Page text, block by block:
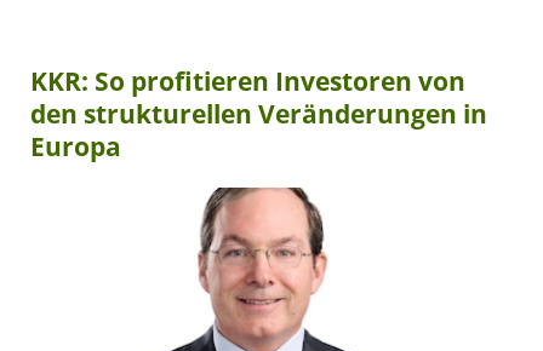
KKR: So profitieren Investoren von
den strukturellen Veränderungen in
Europa